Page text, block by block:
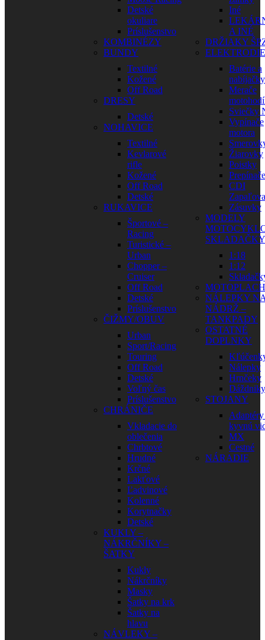
Detské
okuliare
Príslušenstvo
KOMBINÉZY
BUNDY
Textilné
Kožené
Off Road
DRESY
Detské
NOHAVICE
Textilné
Kevlarové
rifle
Kožené
Off Road
Detské
RUKAVICE
Športové –
Racing
Turistické –
Urban
Chopper –
Cruiser
Off Road
Detské
Príslušenstvo
ČIŽMY/OBUV
Urban
Sport/Racing
Touring
Off Road
Detské
Voľný čas
Príslušenstvo
CHRÁNIČE
Vkladacie do
oblečenia
Chrbtové
Hrudné
Krčné
Lakťové
Ľadvinové
Kolenné
Korytnačky
Detské
KUKLY –
NÁKRČNÍKY –
ŠATKY
Kukly
Nákrčníky
Masky
Šatky na krk
Šatky na
hlavu
NÁVLEKY –
Iné
A INÉ
DRŽIAKY
Batérie a
nabíjačky
Merače
Sviečky
Vypínače
motora
Žiarovky
Poistky
Prepínače
CDI
Zásuvky
MODELY
SKLADAČKY
1:18
1:12
NÁLEPKY
NÁDRŽ –
TANKPADY
OSTATNÉ
DOPLNKY
Nálepky
Hrnčeky
Dáždniky
STOJANY
kyvnú
MX
Cestné
NÁRADIE